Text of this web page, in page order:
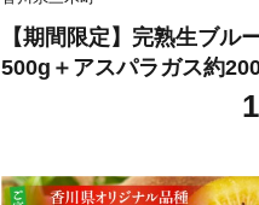
【期間限定】完熟生ブル
500g＋アスパラガス約
ーベリー 完熟 フルーツ
レッシュ ジューシー 香り
|_mk173-006